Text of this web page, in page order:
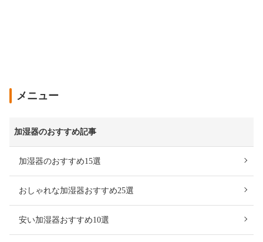
メニュー
加湿器のおすすめ記事
加湿器のおすすめ15選
おしゃれな加湿器おすすめ25選
安い加湿器おすすめ10選